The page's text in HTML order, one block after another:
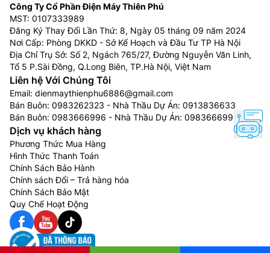
Kết nối Home Connect và sự an toàn đến
từ sản phẩm
Máy rửa bát Bosch 13 bộSMI4ECS14E serie 4 còn rất
tiện ích với chức năng Home Connect, người dùng có
thể điều chỉnh các tính năng của máy rửa thông qua
một thiết bị Smartphone hay một chiếc Ipad, bạn chỉ
việc chọn những thông tin cần thiết máy sẽ chọn
chương trình phù hợp và tự động chạy mà bạn không
cần ở mặt tại đó. Bosch SMI4ECS14E tự động ngắt
nguồn nước khi thấy có sự rò rỉ ở đường ống dẫn
nước hoặc bên trong máy tránh sự tổn thất hư hại,
đảm bảo an toàn cho người sử dụng.
Công Ty Cổ Phần Điện Máy Thiên Phú
MST: 0107333989
Đăng Ký Thay Đổi Lần Thứ: 8, Ngày 05 tháng 09 năm 2024
Nơi Cấp: Phòng DKKD - Sở Kế Hoạch và Đầu Tư TP Hà Nội
Địa Chỉ Trụ Sở: Số 2, Ngách 765/27, Đường Nguyễn Văn Linh,
Tổ 5 P.Sài Đồng, Q.Long Biên, TP.Hà Nội, Việt Nam
Liên hệ Với Chúng Tôi
Email: dienmaythienphu6886@gmail.com
Bán Buôn: 0983262323 - Nhà Thầu Dự Án: 0913836633
Bán Buôn: 0983666996 - Nhà Thầu Dự Án: 0983666996
Dịch vụ khách hàng
Phương Thức Mua Hàng
Hình Thức Thanh Toán
Chính Sách Bảo Hành
Chính sách Đổi – Trả hàng hóa
Chính Sách Bảo Mật
Quy Chế Hoạt Động